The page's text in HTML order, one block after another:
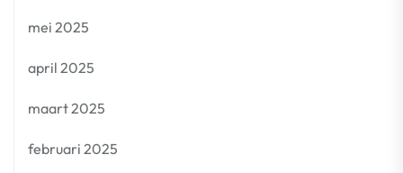
mei 2025
april 2025
maart 2025
februari 2025